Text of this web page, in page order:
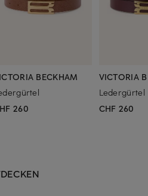
BECKHAM
260
VICTORIA
Ledergürtel
CHF 260